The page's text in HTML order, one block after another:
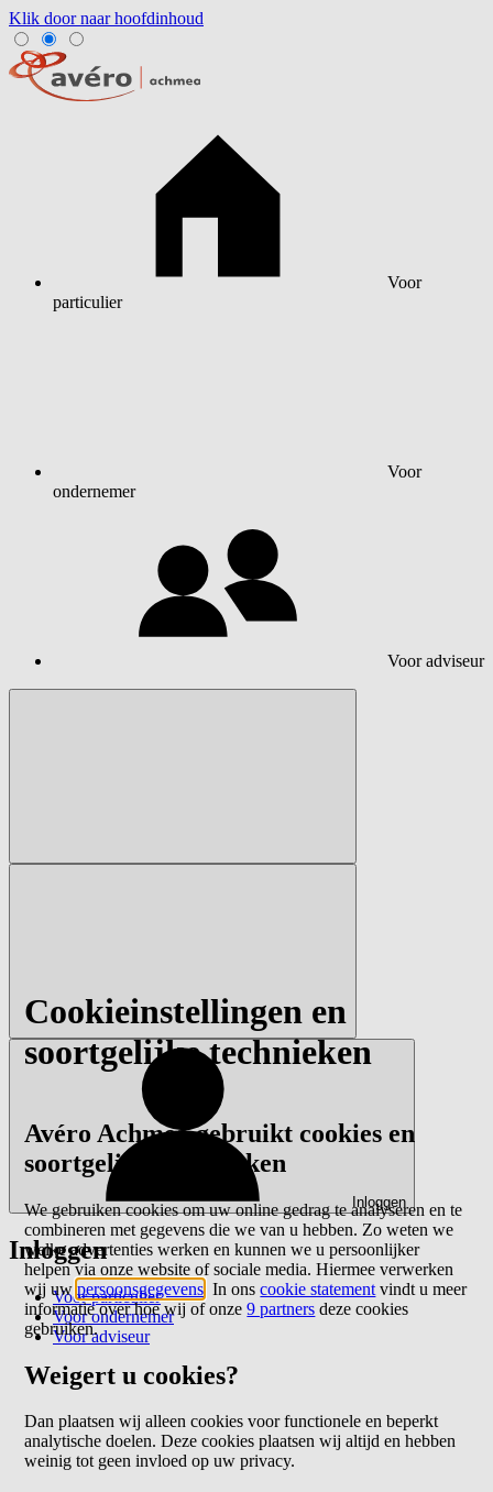
Klik door naar hoofdinhoud
Voor
particulier
Voor
ondernemer
Voor adviseur
Inloggen
Inloggen
Voor particulier
Voor ondernemer
Voor adviseur
Cookieinstellingen en
soortgelijke technieken
Avéro Achmea gebruikt cookies en
soortgelijke technieken
We gebruiken cookies om uw online gedrag te analyseren en te
combineren met gegevens die we van u hebben. Zo weten we
welke advertenties werken en kunnen we u persoonlijker
helpen via onze website of sociale media. Hiermee verwerken
wij uwpersoonsgegevens . In onscookie statement vindt u meer
informatie over hoe wij of onze9 partners deze cookies
gebruiken.
Weigert u cookies?
Dan plaatsen wij alleen cookies voor functionele en beperkt
analytische doelen. Deze cookies plaatsen wij altijd en hebben
weinig tot geen invloed op uw privacy.